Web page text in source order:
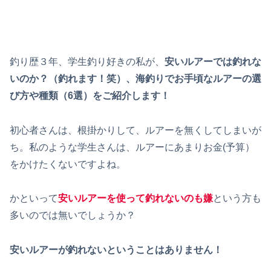
釣り歴３年、学生釣り好きの私が、 安いルアーでは釣れな
いのか？（釣れます！笑）、海釣りでお手頃なルアーの選
び方や種類（6選）をご紹介します！
初心者さんは、根掛かりして、ルアーを無くしてしまいが
ち。私のような学生さんは、ルアーにあまりお金(予算）
をかけたくないですよね。
かといって安いルアーを使って釣れないのも嫌という方も
多いのでは無いでしょうか？
安いルアーが釣れないということはありません！